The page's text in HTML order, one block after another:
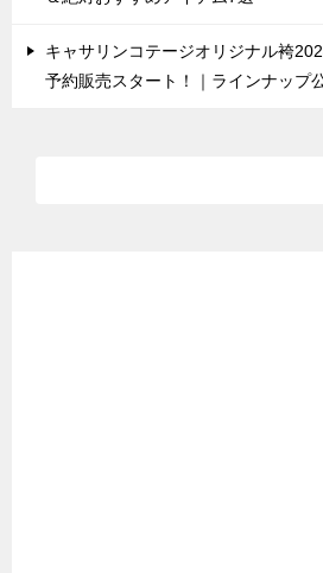
キャサリンコテージオリジナル袴
予約販売スタート！｜ラインナップ